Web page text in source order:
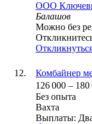
ООО
Балашов
Можно без
Комбайнер
126 000 – 180
Без опыта
Вахта
Выплаты: